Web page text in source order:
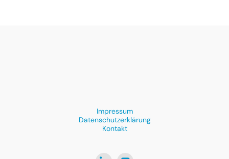
Impressum
Datenschutzerklärung
Kontakt